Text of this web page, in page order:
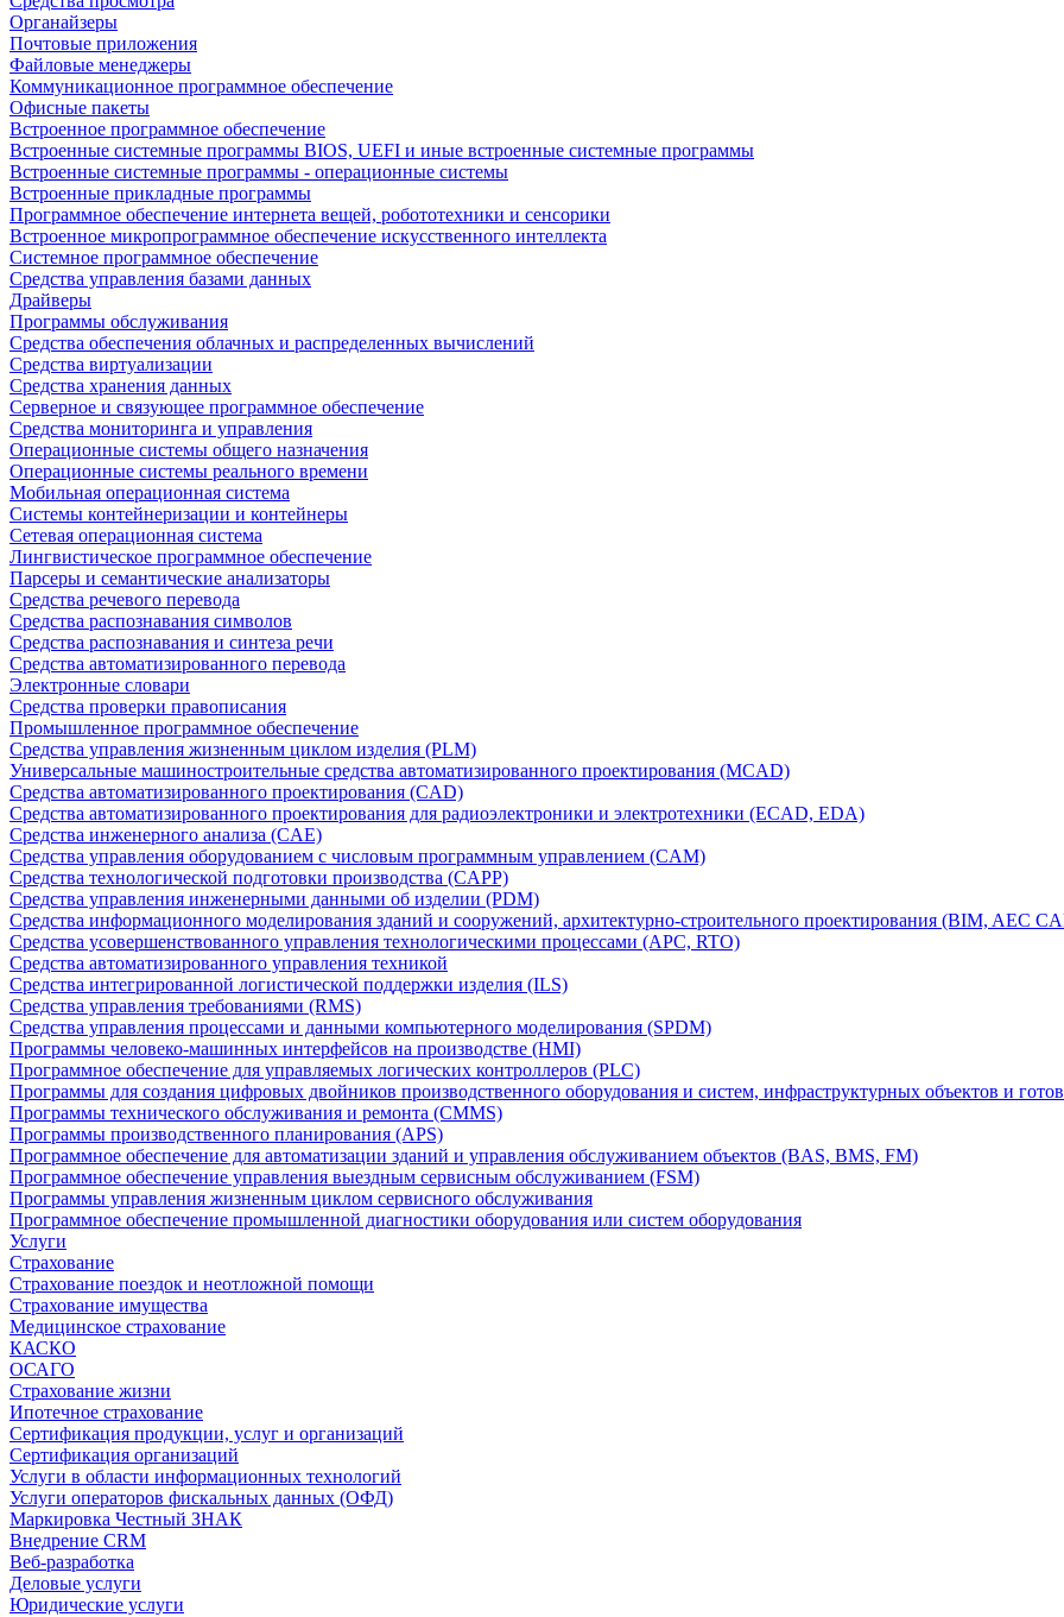
Органайзеры
Почтовые приложения
Файловые менеджеры
Коммуникационное программное обеспечение
Офисные пакеты
Встроенное программное обеспечение
Встроенные системные программы BIOS, UEFI и иные встроенные системные программы
Встроенные системные программы - операционные системы
Встроенные прикладные программы
Программное обеспечение интернета вещей, робототехники и сенсорики
Встроенное микропрограммное обеспечение искусственного интеллекта
Системное программное обеспечение
Средства управления базами данных
Драйверы
Программы обслуживания
Средства обеспечения облачных и распределенных вычислений
Средства виртуализации
Средства хранения данных
Серверное и связующее программное обеспечение
Средства мониторинга и управления
Операционные системы общего назначения
Операционные системы реального времени
Мобильная операционная система
Системы контейнеризации и контейнеры
Сетевая операционная система
Лингвистическое программное обеспечение
Парсеры и семантические анализаторы
Средства речевого перевода
Средства распознавания символов
Средства распознавания и синтеза речи
Средства автоматизированного перевода
Электронные словари
Средства проверки правописания
Промышленное программное обеспечение
Средства управления жизненным циклом изделия (PLM)
Универсальные машиностроительные средства автоматизированного проектирования (MCAD)
Средства автоматизированного проектирования (CAD)
Средства автоматизированного проектирования для радиоэлектроники и электротехники (ECAD, EDA)
Средства инженерного анализа (CAE)
Средства управления оборудованием с числовым программным управлением (CAM)
Средства технологической подготовки производства (CAPP)
Средства управления инженерными данными об изделии (PDM)
Средства информационного моделирования зданий и сооружений, архитектурно-строительного проектирования (BIM, AEC
Средства усовершенствованного управления технологическими процессами (APC, RTO)
Средства автоматизированного управления техникой
Средства интегрированной логистической поддержки изделия (ILS)
Средства управления требованиями (RMS)
Средства управления процессами и данными компьютерного моделирования (SPDM)
Программы человеко-машинных интерфейсов на производстве (HMI)
Программное обеспечение для управляемых логических контроллеров (PLC)
Программы для создания цифровых двойников производственного оборудования и систем, инфраструктурных объектов и
Программы технического обслуживания и ремонта (CMMS)
Программы производственного планирования (APS)
Программное обеспечение для автоматизации зданий и управления обслуживанием объектов (BAS, BMS, FM)
Программное обеспечение управления выездным сервисным обслуживанием (FSM)
Программы управления жизненным циклом сервисного обслуживания
Программное обеспечение промышленной диагностики оборудования или систем оборудования
Услуги
Страхование
Страхование поездок и неотложной помощи
Страхование имущества
Медицинское страхование
КАСКО
ОСАГО
Страхование жизни
Ипотечное страхование
Сертификация продукции, услуг и организаций
Сертификация организаций
Услуги в области информационных технологий
Услуги операторов фискальных данных (ОФД)
Маркировка Честный ЗНАК
Внедрение CRM
Веб-разработка
Деловые услуги
Юридические услуги